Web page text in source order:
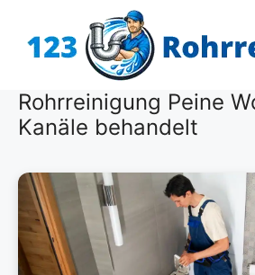
Inhalt
Rohrreinigung Peine
Kanäle behandelt